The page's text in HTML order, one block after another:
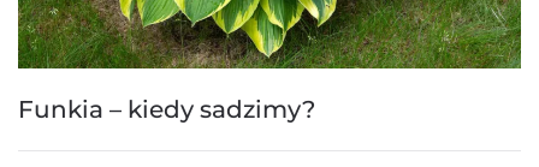
Funkia – kiedy sadzimy?